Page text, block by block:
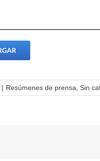
| Resúmenes de prensa Sin